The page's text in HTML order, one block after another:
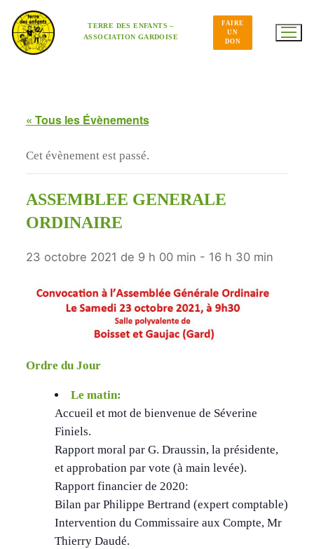
contenu
TERRE DES ENFANTS –
ASSOCIATION GARDOISE
FAIRE
UN
DON
« Tous les Évènements
Cet évènement est passé.
ASSEMBLEE GENERALE
ORDINAIRE
23 octobre 2021 de 9 h 00 min - 16 h 30 min
Ordre du Jour
Le matin:
Accueil et mot de bienvenue de Séverine
Finiels.
Rapport moral par G. Draussin, la présidente,
et approbation par vote (à main levée).
Rapport financier de 2020:
Bilan par Philippe Bertrand (expert comptable)
Intervention du Commissaire aux Compte, Mr
Thierry Daudé.